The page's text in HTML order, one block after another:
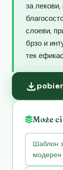
за
слоеви,
брзо и
тек
Może
Шаблон
модерен